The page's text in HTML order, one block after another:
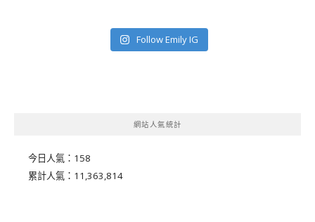
Follow Emily IG
網站人氣統計
今日人氣： 158
累計人氣： 11,363,814